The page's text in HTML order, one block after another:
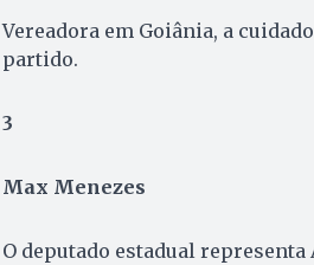
Vereadora em Goiânia, a
partido.
3
Max Menezes
O deputado estadual